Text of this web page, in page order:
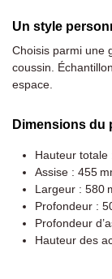
Un style
Choisis parmi une
coussin.
espace.
Dimensions du
Hauteur totale
Assise : 455
Largeur : 580
Profondeur :
Profondeur
Hauteur des